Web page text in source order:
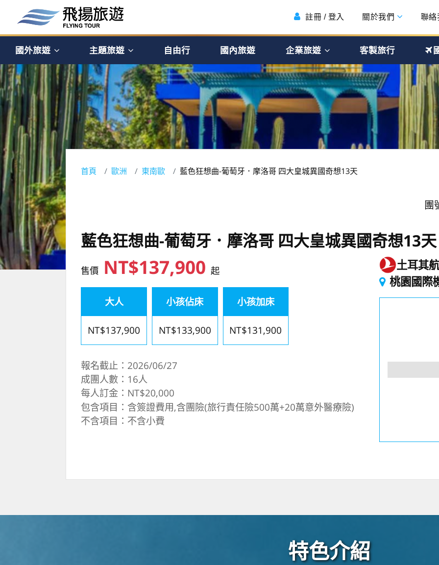
註冊 / 登入 關於我們 聯絡
國外旅遊 主題旅遊 自由行 國內旅遊 企業旅遊 客製旅行
首頁 歐洲 東南歐 藍色狂想曲-葡萄牙．摩洛哥 四大皇城異國奇想13天
團
藍色狂想曲-葡萄牙．摩洛哥 四大皇城異國奇想13天
售價 NT$137,900起
大人
NT$137,900
小孩佔床
NT$133,900
小孩加床
NT$131,900
報名截止：2026/06/27
成團人數：16人
每人訂金：NT$20,000
包含項目：含簽證費用,含團險(旅行責任險500萬+20萬意外醫療險)
不含項目：不含小費
土耳其
桃園國際
特色介紹